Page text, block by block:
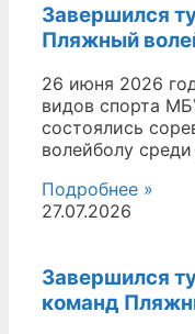
Завершился
Пляжный
26 июня 2026
видов спорта
состоялись
волейболу
Подробнее »
27.07.2026
Завершился
команд